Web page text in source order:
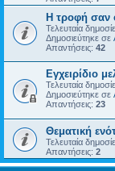
H τροφή σαν
Τελευταία
Δημοσιεύτηκε σε
Απαντήσεις: 42
Εγχειρίδιο
Τελευταία
Δημοσιεύτηκε σε
Απαντήσεις: 23
Θεματική
Τελευταία
Απαντήσεις: 2